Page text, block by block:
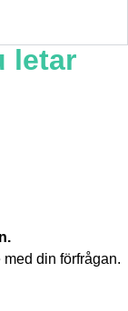
letar
din förfrågan.